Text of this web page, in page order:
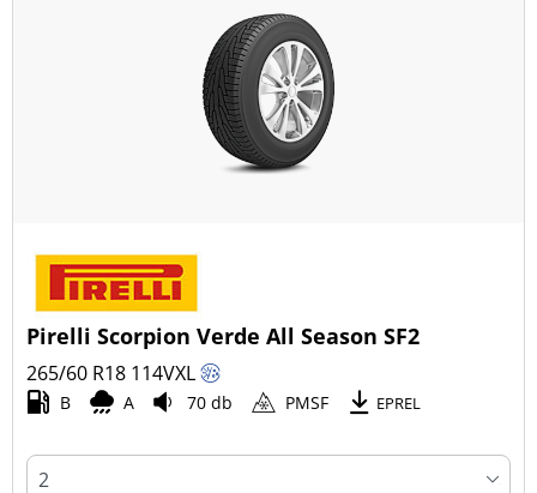
Pirelli Scorpion Verde All Season SF2
265/60 R18 114VXL
B A 70 db PMSF EPREL